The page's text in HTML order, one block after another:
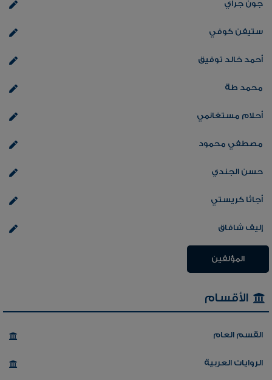
جون جراي
ستيفن كوفي
أحمد خالد توفيق
محمد طة
أحلام مستغانمي
مصطفي محمود
حسن الجندي
أجاثا كريستي
إليف شافاق
المؤلفين
الأقسام
القسم العام
الروايات العربية